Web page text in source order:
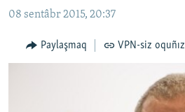
Qıdıruvğa
MEDENİYET
İNSAN AQLARI
08 sentâbr 2015, 20:37
Paylaşmaq VPN-siz oquñız